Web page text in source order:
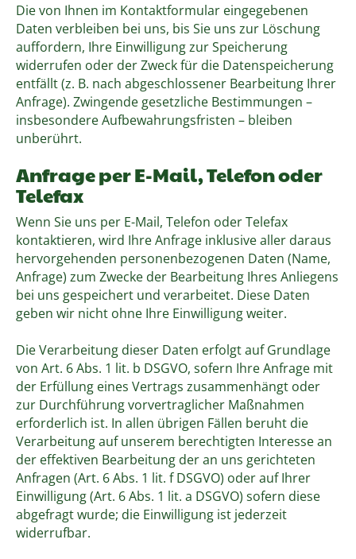
Die von Ihnen im Kontaktformular eingegebenen
Daten verbleiben bei uns, bis Sie uns zur Löschung
auffordern, Ihre Einwilligung zur Speicherung
widerrufen oder der Zweck für die Datenspeicherung
entfällt (z. B. nach abgeschlossener Bearbeitung Ihrer
Anfrage). Zwingende gesetzliche Bestimmungen –
insbesondere Aufbewahrungsfristen – bleiben
unberührt.
Anfrage per E-Mail, Telefon oder
Telefax
Wenn Sie uns per E-Mail, Telefon oder Telefax
kontaktieren, wird Ihre Anfrage inklusive aller daraus
hervorgehenden personenbezogenen Daten (Name,
Anfrage) zum Zwecke der Bearbeitung Ihres Anliegens
bei uns gespeichert und verarbeitet. Diese Daten
geben wir nicht ohne Ihre Einwilligung weiter.
Die Verarbeitung dieser Daten erfolgt auf Grundlage
von Art. 6 Abs. 1 lit. b DSGVO, sofern Ihre Anfrage mit
der Erfüllung eines Vertrags zusammenhängt oder
zur Durchführung vorvertraglicher Maßnahmen
erforderlich ist. In allen übrigen Fällen beruht die
Verarbeitung auf unserem berechtigten Interesse an
der effektiven Bearbeitung der an uns gerichteten
Anfragen (Art. 6 Abs. 1 lit. f DSGVO) oder auf Ihrer
Einwilligung (Art. 6 Abs. 1 lit. a DSGVO) sofern diese
abgefragt wurde; die Einwilligung ist jederzeit
widerrufbar.